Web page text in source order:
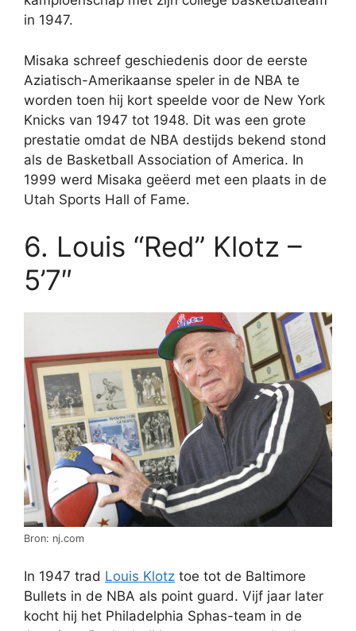
in 1947.
Misaka schreef geschiedenis door de eerste
Aziatisch-Amerikaanse speler in de NBA te
worden toen hij kort speelde voor de New York
Knicks van 1947 tot 1948. Dit was een grote
prestatie omdat de NBA destijds bekend stond
als de Basketball Association of America. In
1999 werd Misaka geëerd met een plaats in de
Utah Sports Hall of Fame.
6. Louis “Red” Klotz –
5’7″
Bron: nj.com
In 1947 trad Louis Klotz toe tot de Baltimore
Bullets in de NBA als point guard. Vijf jaar later
kocht hij het Philadelphia Sphas-team in de